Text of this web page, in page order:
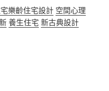
樂齡住宅設計 空間心理
養生住宅 新古典設計